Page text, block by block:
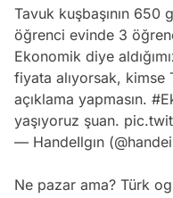
Tavuk kuşbaşının 650
öğrenci evinde 3
Ekonomik diye
fiyata alıyorsak,
açıklama yapmasın.
yaşıyoruz şuan.
— HandeIlgın
Ne pazar ama? Türk